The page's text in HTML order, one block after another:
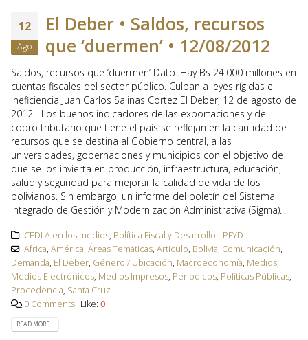
12
Ago
El Deber • Saldos, recursos
que ‘duermen’ • 12/08/2012
Saldos, recursos que ‘duermen’ Dato. Hay Bs 24.000 millones en
cuentas fiscales del sector público. Culpan a leyes rígidas e
ineficiencia Juan Carlos Salinas Cortez El Deber, 12 de agosto de
2012.- Los buenos indicadores de las exportaciones y del
cobro tributario que tiene el país se reflejan en la cantidad de
recursos que se destina al Gobierno central, a las
universidades, gobernaciones y municipios con el objetivo de
que se los invierta en producción, infraestructura, educación,
salud y seguridad para mejorar la calidad de vida de los
bolivianos. Sin embargo, un informe del boletín del Sistema
Integrado de Gestión y Modernización Administrativa (Sigma)...
CEDLA en los medios, Política Fiscal y Desarrollo - PFYD
Africa, América, Áreas Temáticas, Artículo, Bolivia, Comunicación,
Demanda, El Deber, Género / Ubicación, Macroeconomía, Medios,
Medios Electrónicos, Medios Impresos, Periódicos, Políticas Públicas,
Procedencia, Santa Cruz
0 Comments Like: 0
READ MORE...